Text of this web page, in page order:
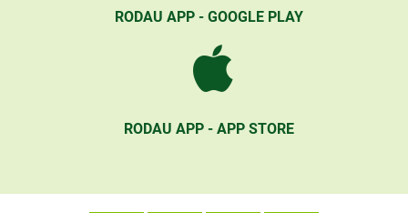
RODAU APP - GOOGLE PLAY
RODAU APP - APP STORE